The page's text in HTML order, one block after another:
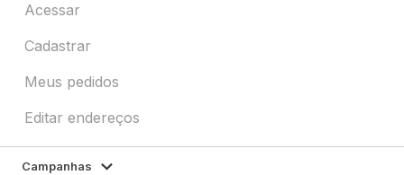
Acessar
Cadastrar
Meus pedidos
Editar endereços
Campanhas